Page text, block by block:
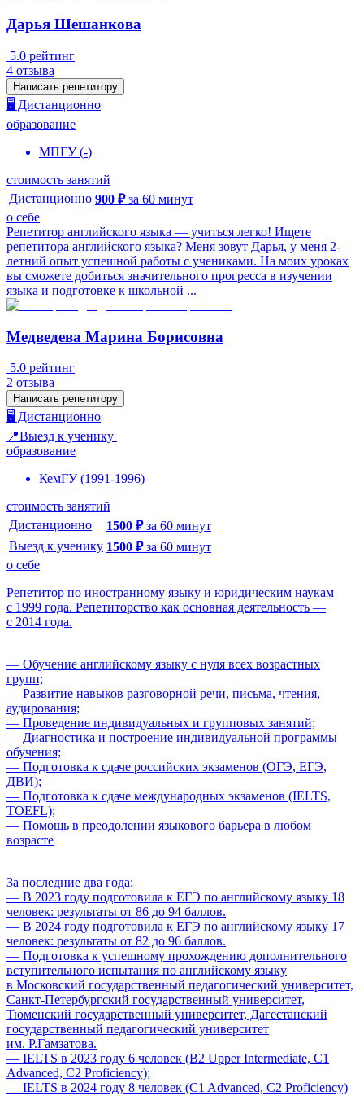
Дарья Шешанкова
5.0 рейтинг
4 отзыва
Написать репетитору
🖥️ Дистанционно
образование
МПГУ(-)
стоимость занятий
Дистанционно 900 ₽ за 60 минут
о себе
Репетитор английского языка — учиться легко! Ищете
репетитора английского языка? Меня зовут Дарья, у меня 2-
летний опыт успешной работы с учениками. На моих уроках
вы сможете добиться значительного прогресса в изучении
языка и подготовке к школьной ...
Медведева Марина Борисовна
5.0 рейтинг
2 отзыва
Написать репетитору
🖥️ Дистанционно
📍Выезд к ученику
образование
КемГУ(1991-1996)
стоимость занятий
Дистанционно
1500 ₽ за 60 минут
Выезд к ученику 1500 ₽ за 60 минут
о себе
Репетитор по иностранному языку и юридическим наукам
с 1999 года. Репетиторство как основная деятельность —
с 2014 года.
— Обучение английскому языку с нуля всех возрастных
групп;
— Развитие навыков разговорной речи, письма, чтения,
аудирования;
— Проведение индивидуальных и групповых занятий;
— Диагностика и построение индивидуальной программы
обучения;
— Подготовка к сдаче российских экзаменов (ОГЭ, ЕГЭ,
ДВИ);
— Подготовка к сдаче международных экзаменов (IELTS,
TOEFL);
— Помощь в преодолении языкового барьера в любом
возрасте
За последние два года:
— В 2023 году подготовила к ЕГЭ по английскому языку 18
человек: результаты от 86 до 94 баллов.
— В 2024 году подготовила к ЕГЭ по английскому языку 17
человек: результаты от 82 до 96 баллов.
— Подготовка к успешному прохождению дополнительного
вступительного испытания по английскому языку
в Московский государственный педагогический университет,
Санкт-Петербургский государственный университет,
Тюменский государственный университет, Дагестанский
государственный педагогический университет
им. Р.Гамзатова.
— IELTS в 2023 году 6 человек (B2 Upper Intermediate, C1
Advanced, C2 Proficiency);
— IELTS в 2024 году 8 человек (C1 Advanced, C2 Proficiency)